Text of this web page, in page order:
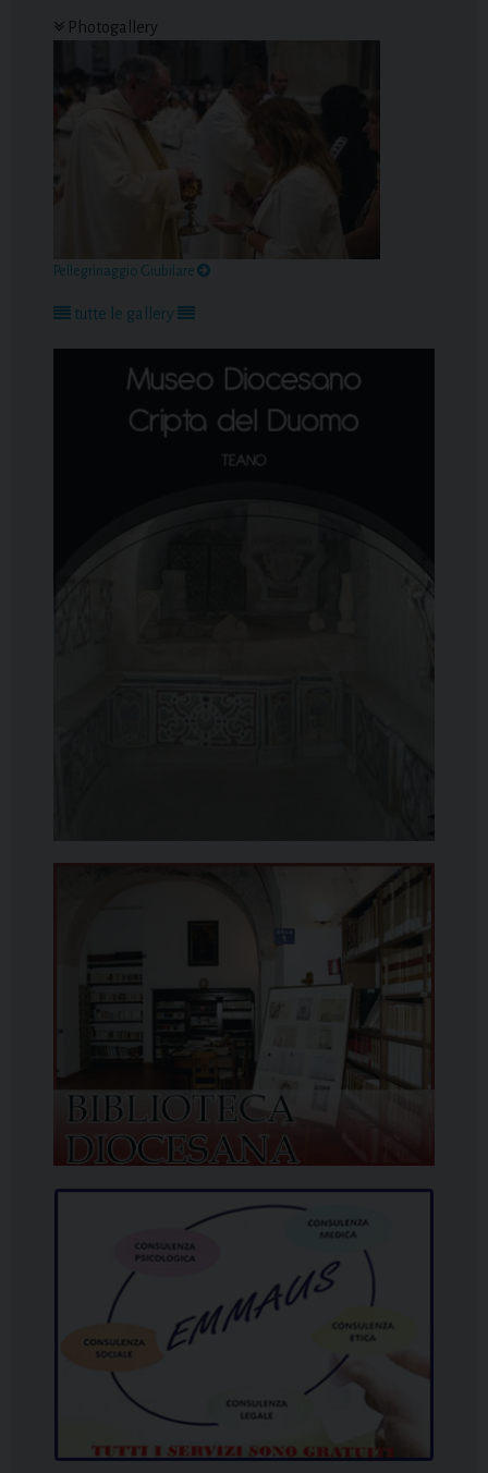
Photogallery
Pellegrinaggio Giubilare
tutte le gallery